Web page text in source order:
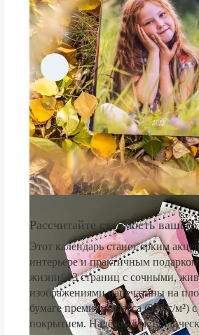
Рассчитайте стоимость
Этот календарь станет ярким
интерьере и практичным
жизни! 13 страниц с сочными,
изображениями напечатаны на
бумаге премиум-класса (250 г/м²)
покрытием. Надёжная